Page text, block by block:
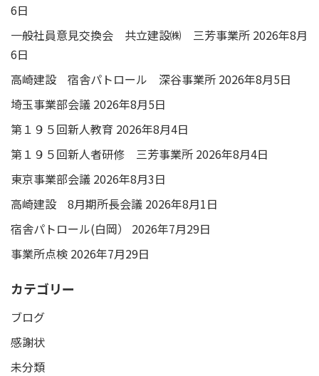
6日
一般社員意見交換会 共立建設㈱ 三芳事業所 2026年8月
6日
高崎建設 宿舎パトロール 深谷事業所 2026年8月5日
埼玉事業部会議 2026年8月5日
第１９５回新人教育 2026年8月4日
第１９５回新人者研修 三芳事業所 2026年8月4日
東京事業部会議 2026年8月3日
高崎建設 8月期所長会議 2026年8月1日
宿舎パトロール(白岡）
2026年7月29日
事業所点検 2026年7月29日
カテゴリー
ブログ
感謝状
未分類